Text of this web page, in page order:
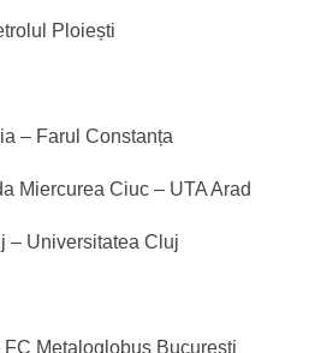
Ploiești
– Farul Constanța
Miercurea Ciuc – UTA Arad
– Universitatea Cluj
Metaloglobus București